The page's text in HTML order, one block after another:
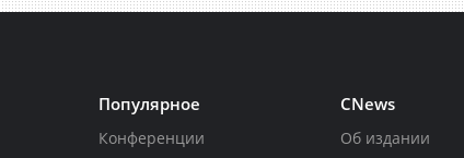
Популярное
Конференции
CNews
Об издании